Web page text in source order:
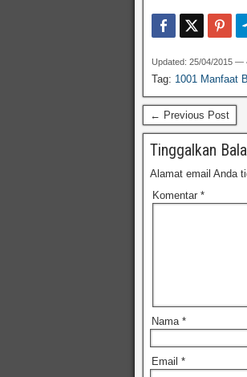
Updated: 25/04/2015 —
Tag: 1001 Manfaat
← Previous Post
Tinggalkan
Alamat email Anda
Komentar *
Nama *
Email *